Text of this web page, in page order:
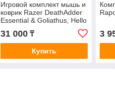
Игровой комплект мышь и
коврик Razer DeathAdder
Essential & Goliathus, Hello
Kitty and Friends Editi
31 000₸
Купить
3